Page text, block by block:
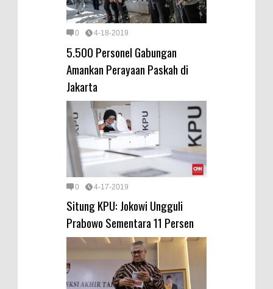
0 4-18-2019
5.500 Personel Gabungan
Amankan Perayaan Paskah di
Jakarta
0 4-17-2019
Situng KPU: Jokowi Ungguli
Prabowo Sementara 11 Persen